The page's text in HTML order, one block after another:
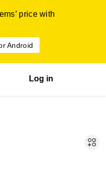
price with
Android
Log in